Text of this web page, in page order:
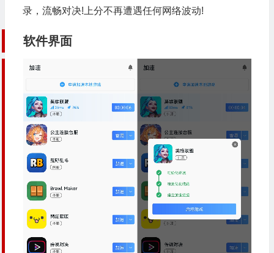
录，流畅对决!上分不再遭遇任何网络波动!
软件界面